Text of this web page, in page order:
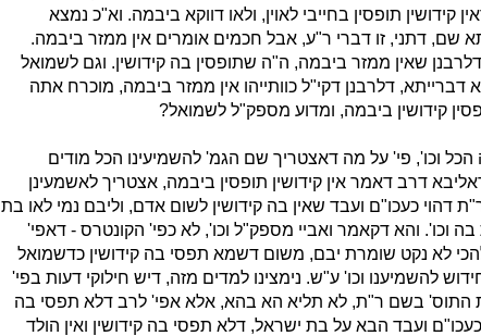
תופסין בחייבי לאוין, ולאו דווקא ביבמה. וא"כ נמצא
שם, דתני, זו דברי ר"ע, אבל חכמים אומרים אין ממזר ביבמה.
שאין ממזר ביבמה, ה"ה שתופסין בה קידושין. וגם לשמואל
דלרבנן דקי"ל כוותייהו אין ממזר ביבמה, מוכרח אתה
קידושין ביבמה, ומדוע מספק"ל לשמואל?
וכו', פי' על מה דאצטריך שם הגמ' להשמיעינו הכל מודים
דרב דאמר אין קידושין תופסין ביבמה, אצטריך לאשמעינן
דהוי כעכו"ם ועבד שאין בה קידושין לשום אדם, וליבם נמי לאו בת
וכו'. והא דקאמר ואביי מספק"ל וכו', לא כפי' הקונטרס - דאפי'
לא נקט שומרת יבם, משום דשמא תפסי בה קידושין כדשמואל
להשמיענו וכו' ע"ש. נימצינו למדים מזה, דיש חילוקי דעות בפי'
התוס' בשם ר"ת, לא תליא הא בהא, אלא אפי' לרב דלא תפסי בה
כעכו"ם ועבד הבא על בת ישראל, דלא תפסי בה קידושין ואין הולד